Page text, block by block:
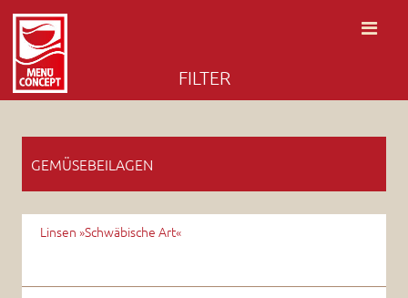
FILTER
GEMÜSEBEILAGEN
Linsen »Schwäbische Art«